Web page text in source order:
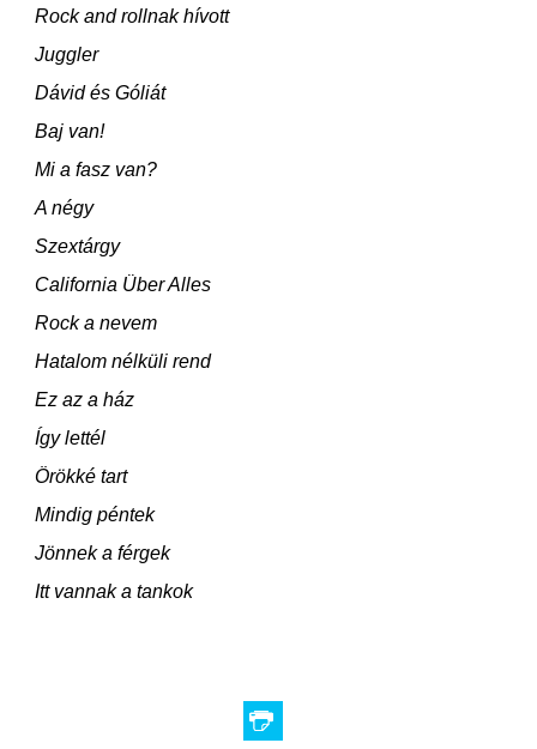
Rock and rollnak hívott
Juggler
Dávid és Góliát
Baj van!
Mi a fasz van?
A négy
Szextárgy
California Über Alles
Rock a nevem
Hatalom nélküli rend
Ez az a ház
Így lettél
Örökké tart
Mindig péntek
Jönnek a férgek
Itt vannak a tankok